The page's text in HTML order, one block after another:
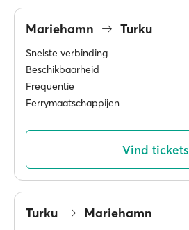
Mariehamn Turku
Snelste verbinding
Beschikbaarheid
Frequentie
Ferrymaatschappijen
Vind tickets
Turku Mariehamn